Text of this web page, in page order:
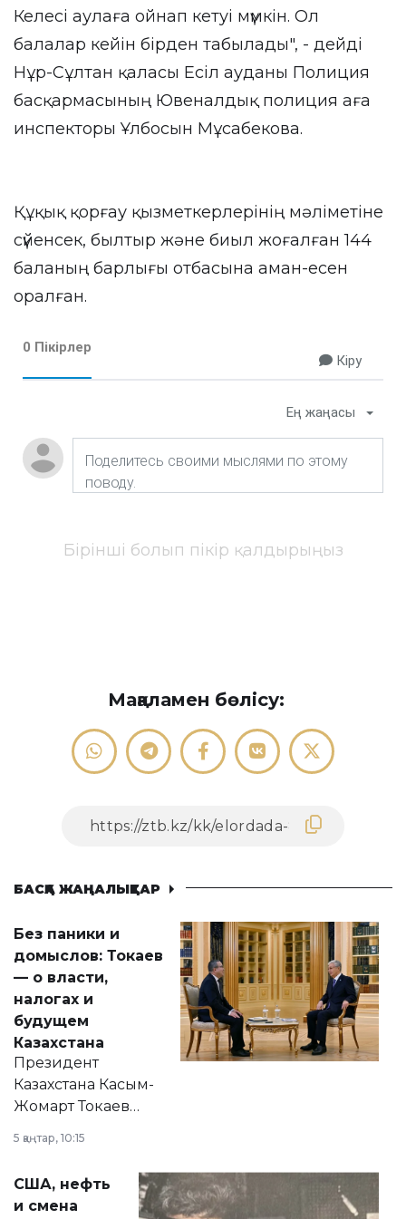
Келесі аулаға ойнап кетуі мүмкін. Ол
балалар кейін бірден табылады", - дейді
Нұр-Сұлтан қаласы Есіл ауданы Полиция
басқармасының Ювеналдық полиция аға
инспекторы Ұлбосын Мұсабекова.
Құқық қорғау қызметкерлерінің мәліметіне
сүйенсек, былтыр және биыл жоғалған 144
баланың барлығы отбасына аман-есен
оралған.
0 Пікірлер
Кіру
Ең жаңасы
Бірінші болып пікір қалдырыңыз
Мақаламен бөлісу:
БАСҚА ЖАҢАЛЫҚТАР
Без паники и
домыслов: Токаев
— о власти,
налогах и
будущем
Казахстана
Президент
Казахстана Касым-
Жомарт Токаев
сразу несколько
актуальных тем —
от слухов о
политических
5 қаңтар, 10:15
США, нефть
и смена